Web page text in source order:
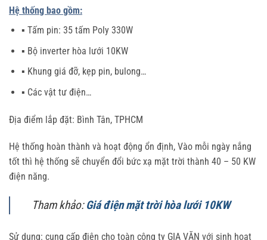
Hệ thống bao gồm:
▪️ Tấm pin: 35 tấm Poly 330W
▪️ Bộ inverter hòa lưới 10KW
▪️ Khung giá đỡ, kẹp pin, bulong…
▪️ Các vật tư điện…
Địa điểm lắp đặt: Bình Tân, TPHCM
Hệ thống hoàn thành và hoạt động ổn định, Vào mỗi ngày nắng
tốt thì hệ thống sẽ chuyển đổi bức xạ mặt trời thành 40 – 50 KW
điện năng.
Tham khảo:Giá điện mặt trời hòa lưới 10KW
Sử dụng: cung cấp điện cho toàn công ty GIA VĂN với sinh hoạt